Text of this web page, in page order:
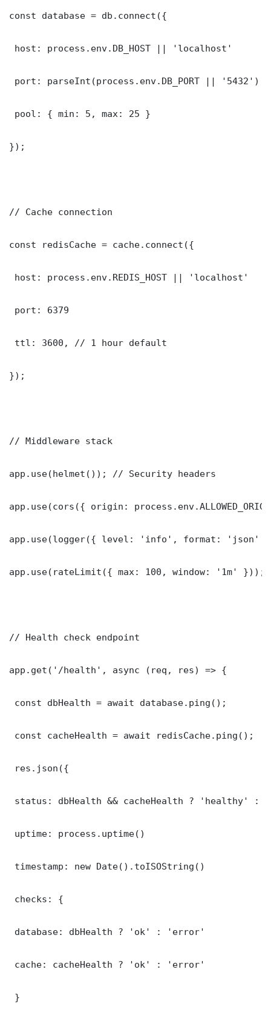
const database = db.connect({
host: process.env.DB_HOST || 'localhost'
port: parseInt(process.env.DB_PORT || '5432')
pool: { min: 5, max: 25 }
});
// Cache connection
const redisCache = cache.connect({
host: process.env.REDIS_HOST || 'localhost'
port: 6379
ttl: 3600, // 1 hour default
});
// Middleware stack
app.use(helmet()); // Security headers
app.use(cors({ origin:
app.use(logger({ level: 'info', format: 'json'
app.use(rateLimit({ max: 100, window: '1m' }));
// Health check endpoint
app.get('/health', async (req, res) => {
const dbHealth = await database.ping();
const cacheHealth = await redisCache.ping();
res.json({
status: dbHealth && cacheHealth ? 'healthy' :
uptime: process.uptime()
timestamp: new Date().toISOString()
checks: {
database: dbHealth ? 'ok' : 'error'
cache: cacheHealth ? 'ok' : 'error'
}